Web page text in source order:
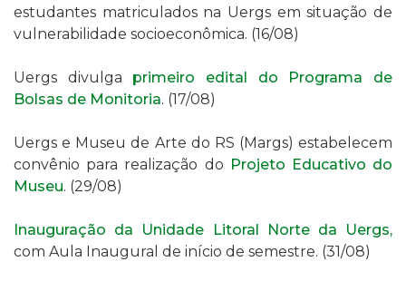
estudantes matriculados na Uergs em situação de
vulnerabilidade socioeconômica. (16/08)
Uergs divulga primeiro edital do Programa de
Bolsas de Monitoria. (17/08)
Uergs e Museu de Arte do RS (Margs) estabelecem
convênio para realização do Projeto Educativo do
Museu. (29/08)
Inauguração da Unidade Litoral Norte da Uergs,
com Aula Inaugural de início de semestre. (31/08)